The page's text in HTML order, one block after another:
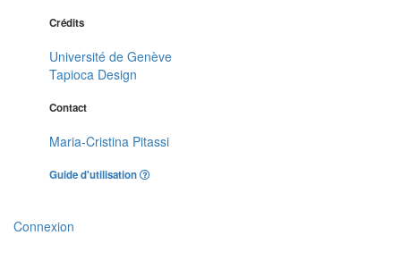
Crédits
Université de Genève
Tapioca Design
Contact
Maria-Cristina Pitassi
Guide d'utilisation
Connexion